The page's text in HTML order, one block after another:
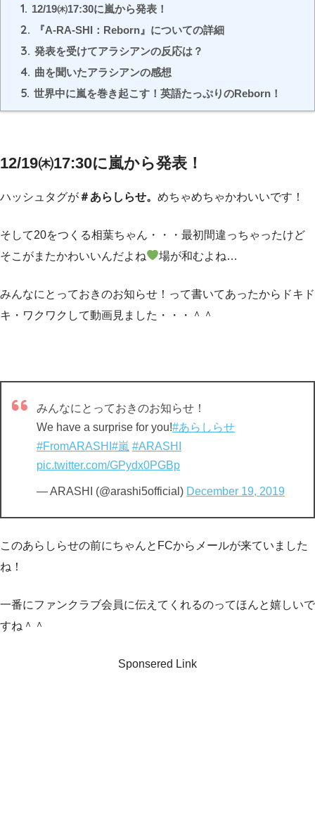
1. 12/19㈭17:30に嵐から発表！
2. 『A-RA-SHI：Reborn』についての詳細
3. 発表を受けてアラシアンの反応は？
4. 曲を聞いたアラシアンの感想
5. 世界中に嵐を巻き起こす！英語たっぷりのReborn！
12/19㈭17:30に嵐から発表！
ハッシュタグが＃あらしらせ。 めちゃめちゃかわいいです！
そして20をつくる相葉ちゃん・・・最初間違っちゃったけど
そこがまたかわいいんだよね
場が和むよね…
みんなにとっておきのお知らせ！って書いてあったからドキド
キ・ワクワクして動画見ました・・・＾＾
みんなにとっておきのお知らせ！
We have a surprise for you!#あらしらせ
#FromARASHI #嵐 #ARASHI
pic.twitter.com/GPydx0PGBp
— ARASHI (@arashi5official) December 19, 2019
このあらしらせの前にちゃんとFCからメールが来ていました
ね！
一番にファンクラブ会員に伝えてくれるのってほんと嬉しいで
すね＾＾
Sponsered Link